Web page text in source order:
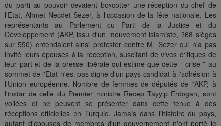
du parti au pouvoir devaient boycotter une réception du chef de
l'Etat, Ahmet Necdet Sezer, à l'occasion de la fête nationale. Les
représentants au Parlement du Parti de la Justice et du
Développement (AKP, issu d'un mouvement islamiste, 368 sièges
sur 550) entendaient ainsi protester contre M. Sezer qui n'a pas
invité leurs épouses à la réception, suscitant de vives critiques de
leur part et de la presse libérale qui estime que cette “ crise ” au
sommet de l'Etat n'est pas digne d'un pays candidat à l'adhésion à
l'Union européenne. Nombre de femmes de députés de l'AKP, à
l'instar de celle du Premier ministre Recep Tayyip Erdogan, sont
voilées et ne peuvent se présenter dans cette tenue à des
réceptions officielles en Turquie. Jamais dans l'histoire du pays,
autant d'épouses de membres d'un gouvernement n'ont porté le